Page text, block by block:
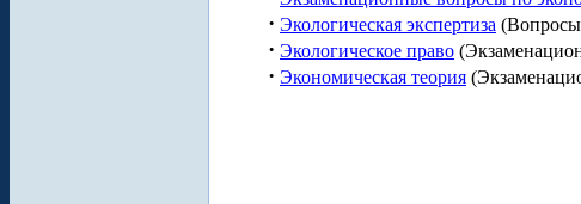
· Экологическая экспертиза (Вопросы
· Экологическое право
· Экономическая теория